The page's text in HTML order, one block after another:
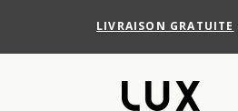
LIVRAISON GRATUITE